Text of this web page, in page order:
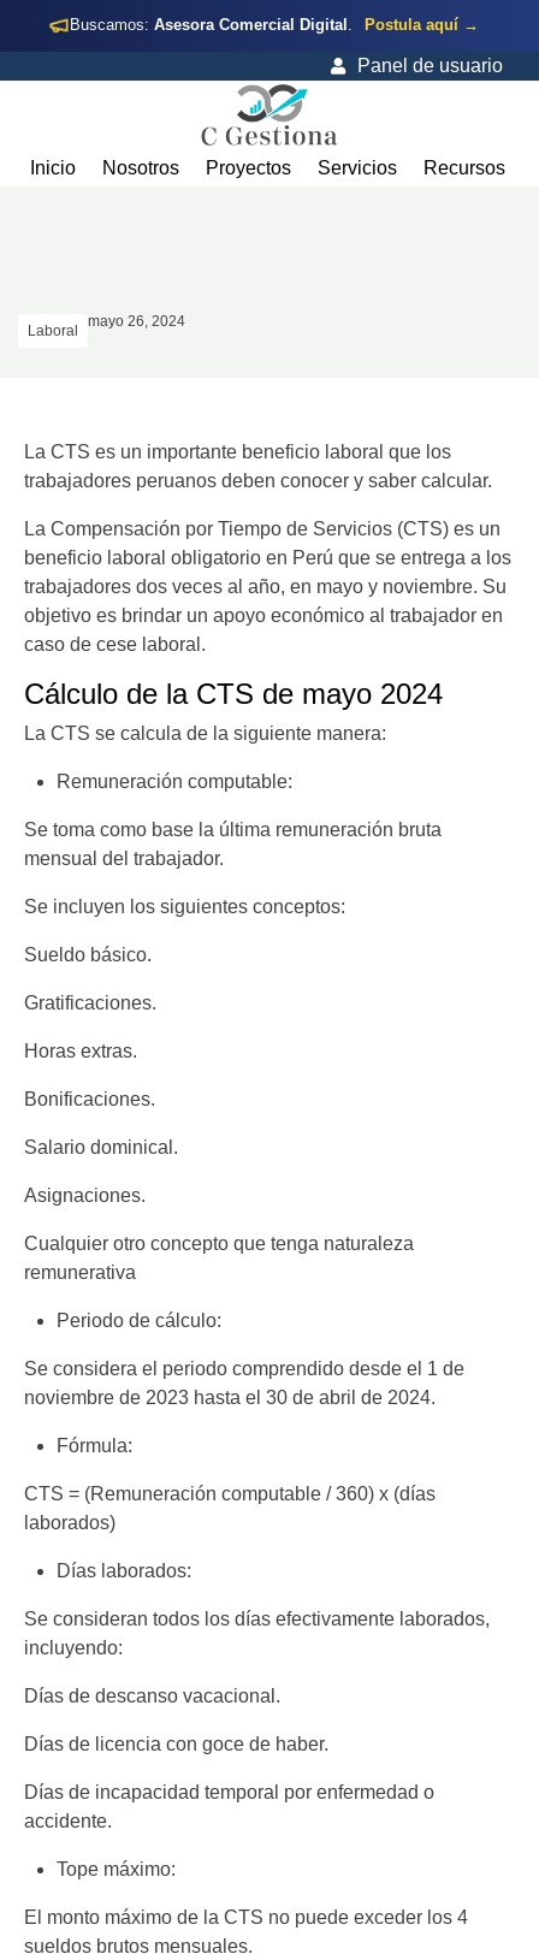
Buscamos: Asesora Comercial Digital . Postula aquí →
Panel de usuario
Inicio Nosotros Proyectos Servicios Recursos
Laboral
mayo 26, 2024
La CTS es un importante beneficio laboral que los
trabajadores peruanos deben conocer y saber calcular.
La Compensación por Tiempo de Servicios (CTS) es un
beneficio laboral obligatorio en Perú que se entrega a los
trabajadores dos veces al año, en mayo y noviembre. Su
objetivo es brindar un apoyo económico al trabajador en
caso de cese laboral.
Cálculo de la CTS de mayo 2024
La CTS se calcula de la siguiente manera:
Remuneración computable:
Se toma como base la última remuneración bruta
mensual del trabajador.
Se incluyen los siguientes conceptos:
Sueldo básico.
Gratificaciones.
Horas extras.
Bonificaciones.
Salario dominical.
Asignaciones.
Cualquier otro concepto que tenga naturaleza
remunerativa
Periodo de cálculo:
Se considera el periodo comprendido desde el 1 de
noviembre de 2023 hasta el 30 de abril de 2024.
Fórmula:
CTS = (Remuneración computable / 360) x (días
laborados)
Días laborados:
Se consideran todos los días efectivamente laborados,
incluyendo:
Días de descanso vacacional.
Días de licencia con goce de haber.
Días de incapacidad temporal por enfermedad o
accidente.
Tope máximo:
El monto máximo de la CTS no puede exceder los 4
sueldos brutos mensuales.